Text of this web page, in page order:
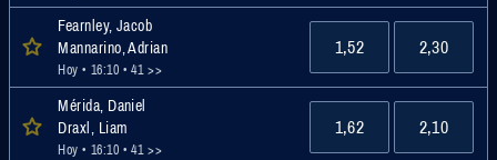
Fearnley, Jacob
Mannarino, Adrian
Hoy • 16:10 • 41 >>
1,52 2,30
Mérida, Daniel
Draxl, Liam
Hoy • 16:10 • 41 >>
1,62 2,10